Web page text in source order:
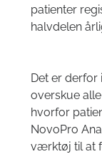
Cephalometri
patienter
halvdelen
Det er derfor
overskue
hvorfor
NovoPro
værktøj til at